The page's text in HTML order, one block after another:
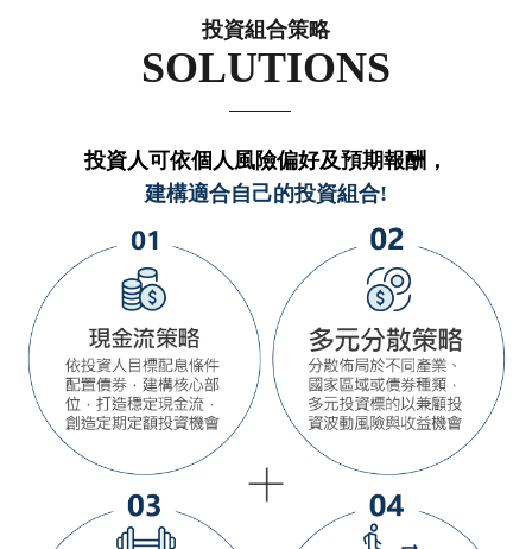
投資組合策略
SOLUTIONS
投資人可依個人風險偏好及預期報酬，
建構適合自己的投資組合!